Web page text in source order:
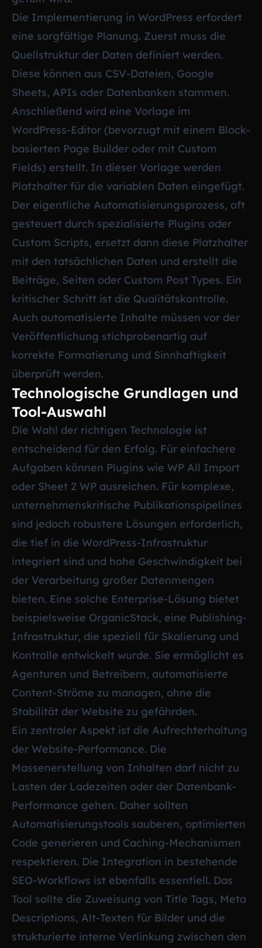
Die Implementierung in WordPress erfordert
eine sorgfältige Planung. Zuerst muss die
Quellstruktur der Daten definiert werden.
Diese können aus CSV-Dateien, Google
Sheets, APIs oder Datenbanken stammen.
Anschließend wird eine Vorlage im
WordPress-Editor (bevorzugt mit einem Block-
basierten Page Builder oder mit Custom
Fields) erstellt. In dieser Vorlage werden
Platzhalter für die variablen Daten eingefügt.
Der eigentliche Automatisierungsprozess, oft
gesteuert durch spezialisierte Plugins oder
Custom Scripts, ersetzt dann diese Platzhalter
mit den tatsächlichen Daten und erstellt die
Beiträge, Seiten oder Custom Post Types. Ein
kritischer Schritt ist die Qualitätskontrolle.
Auch automatisierte Inhalte müssen vor der
Veröffentlichung stichprobenartig auf
korrekte Formatierung und Sinnhaftigkeit
überprüft werden.
Technologische Grundlagen und
Tool-Auswahl
Die Wahl der richtigen Technologie ist
entscheidend für den Erfolg. Für einfachere
Aufgaben können Plugins wie WP All Import
oder Sheet 2 WP ausreichen. Für komplexe,
unternehmenskritische Publikationspipelines
sind jedoch robustere Lösungen erforderlich,
die tief in die WordPress-Infrastruktur
integriert sind und hohe Geschwindigkeit bei
der Verarbeitung großer Datenmengen
bieten. Eine solche Enterprise-Lösung bietet
beispielsweise OrganicStack, eine Publishing-
Infrastruktur, die speziell für Skalierung und
Kontrolle entwickelt wurde. Sie ermöglicht es
Agenturen und Betreibern, automatisierte
Content-Ströme zu managen, ohne die
Stabilität der Website zu gefährden.
Ein zentraler Aspekt ist die Aufrechterhaltung
der Website-Performance. Die
Massenerstellung von Inhalten darf nicht zu
Lasten der Ladezeiten oder der Datenbank-
Performance gehen. Daher sollten
Automatisierungstools sauberen, optimierten
Code generieren und Caching-Mechanismen
respektieren. Die Integration in bestehende
SEO-Workflows ist ebenfalls essentiell. Das
Tool sollte die Zuweisung von Title Tags, Meta
Descriptions, Alt-Texten für Bilder und die
strukturierte interne Verlinkung zwischen den